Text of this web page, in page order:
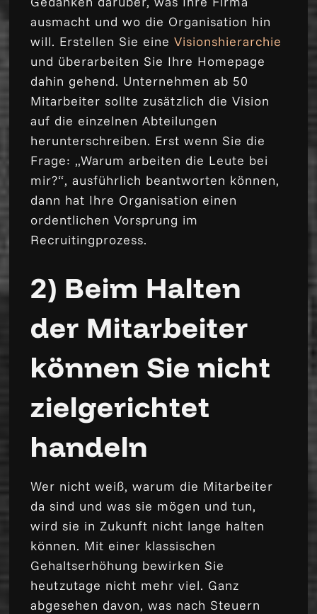
ausmacht und wo die Organisation hin
will. Erstellen Sie eineVisionshierarchie
und überarbeiten Sie Ihre Homepage
dahin gehend. Unternehmen ab 50
Mitarbeiter sollte zusätzlich die Vision
auf die einzelnen Abteilungen
herunterschreiben. Erst wenn Sie die
Frage: „Warum arbeiten die Leute bei
mir?“, ausführlich beantworten können,
dann hat Ihre Organisation einen
ordentlichen Vorsprung im
Recruitingprozess.
2) Beim Halten
der Mitarbeiter
können Sie nicht
zielgerichtet
handeln
Wer nicht weiß, warum die Mitarbeiter
da sind und was sie mögen und tun,
wird sie in Zukunft nicht lange halten
können. Mit einer klassischen
Gehaltserhöhung bewirken Sie
heutzutage nicht mehr viel. Ganz
abgesehen davon, was nach Steuern